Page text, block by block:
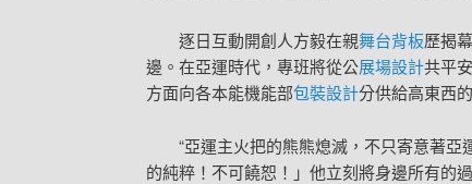
逐日互動開創人方毅在親舞台背板歷揭
邊。在亞運時代，專班將從公展場設計共平
方面向各本能機能部包裝設計分供給高東西
“亞運主火把的熊熊熄滅，不只寄意著
的純粹！不可饒恕！」他立刻將身邊所有的